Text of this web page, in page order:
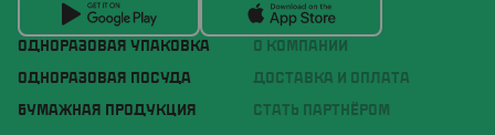
ОДНОРАЗОВАЯ УПАКОВКА
ОДНОРАЗОВАЯ ПОСУДА
БУМАЖНАЯ ПРОДУКЦИЯ
О КОМПАНИИ
ДОСТАВКА И ОПЛАТА
СТАТЬ ПАРТНЁРОМ